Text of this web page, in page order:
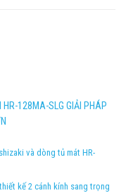
128MA-SLG GIẢI PHÁP
và dòng tủ mát HR-
kế 2 cánh kính sang trọng